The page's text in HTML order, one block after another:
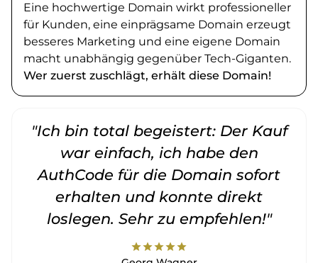
Eine hochwertige Domain wirkt professioneller
für Kunden, eine einprägsame Domain erzeugt
besseres Marketing und eine eigene Domain
macht unabhängig gegenüber Tech-Giganten.
Wer zuerst zuschlägt, erhält diese Domain!
"Ich bin total begeistert: Der Kauf
war einfach, ich habe den
AuthCode für die Domain sofort
erhalten und konnte direkt
loslegen. Sehr zu empfehlen!"
starstarstarstarstar